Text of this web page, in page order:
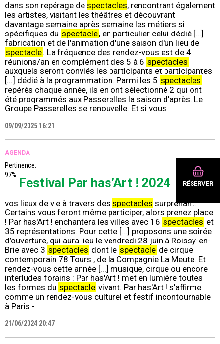
RÉSERVER
dans son repérage de spectacles, rencontrant également
les artistes, visitant les théâtres et découvrant
davantage semaine après semaine les métiers si
spécifiques du spectacle, en particulier celui dédié [...]
fabrication et de l'animation d'une saison d'un lieu de
spectacle. La fréquence des rendez-vous est de 4
réunions/an en complément des 5 à 6 spectacles
auxquels seront conviés les participants et participantes
[...] dédié à la programmation. Parmi les 5 spectacles
repérés chaque année, ils en ont sélectionné 2 qui ont
été programmés aux Passerelles la saison d'après. Le
Groupe Passerelles se renouvelle. Et si vous
09/09/2025 16:21
AGENDA
Pertinence:
97%
Festival Par has’Art ! 2024
vos lieux de vie à travers des spectacles surprenant.
Certains vous feront même participer, alors prenez place
! Par has'Art ! enchantera les villes avec 16 spectacles et
35 représentations. Pour cette [...] proposons une soirée
d’ouverture, qui aura lieu le vendredi 28 juin à Roissy-en-
Brie avec 3 spectacles dont le spectacle de cirque
contemporain 78 Tours , de la Compagnie La Meute. Et
rendez-vous cette année [...] musique, cirque ou encore
interludes forains : Par has'Art ! met en lumière toutes
les formes du spectacle vivant. Par has'Art ! s'affirme
comme un rendez-vous culturel et festif incontournable
à Paris -
21/06/2024 20:47